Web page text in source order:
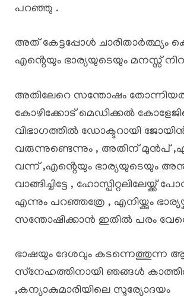
പറഞ്ഞു .
അത് കേട്ടപ്പോൾ ചാരിതാർത്ഥ്യം
എൻ്റെയും ഭാര്യയുടെയും മനസ്സ്
അതിലേറെ സന്തോഷം
കോഴിക്കോട് മെഡിക്കൽ
വിഭാഗത്തിൽ ഡോക്ടറായി
വരുന്നുണ്ടെന്നും , അതിന് മുൻപ്
വന്ന് ,എൻ്റെയും ഭാര്യയുടെയും
വാങ്ങിച്ചിട്ടേ , ഹോസ്പിറ്റലിലേയ്ക്ക്
എന്നും പറഞ്ഞത്രേ , എനിയ്ക്കും
സന്തോഷിക്കാൻ ഇതിൽ പരം
ഭാഷയും ദേശവും കടന്നെത്തുന്ന
സ്‌നേഹത്തിനായി ഞങ്ങൾ
,കന്യാകുമാരിയിലെ സൂര്യോദയം